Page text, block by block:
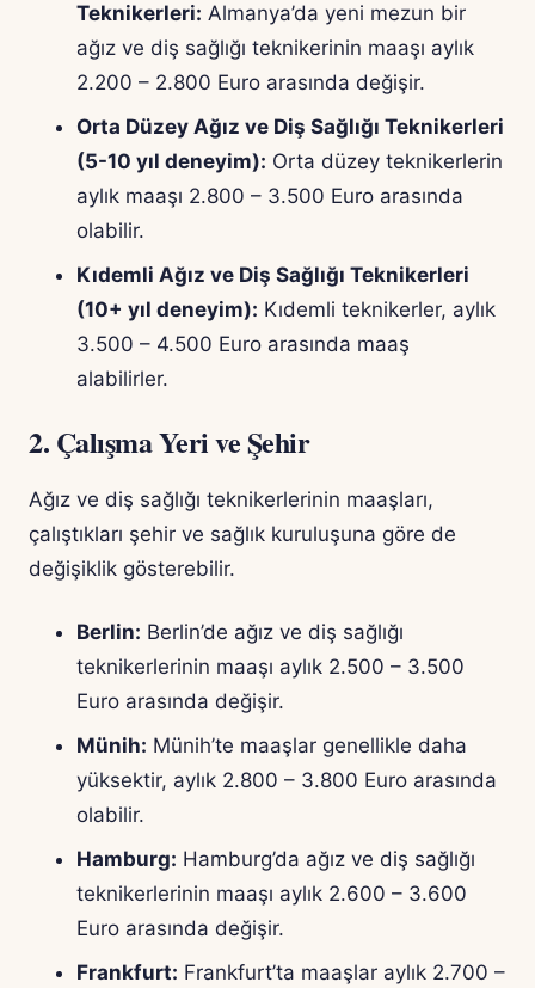
Teknikerleri: Almanya’da yeni mezun bir
ağız ve diş sağlığı teknikerinin maaşı aylık
2.200 – 2.800 Euro arasında değişir.
Orta Düzey Ağız ve Diş Sağlığı Teknikerleri
(5-10 yıl deneyim): Orta düzey teknikerlerin
aylık maaşı 2.800 – 3.500 Euro arasında
olabilir.
Kıdemli Ağız ve Diş Sağlığı Teknikerleri
(10+ yıl deneyim): Kıdemli teknikerler, aylık
3.500 – 4.500 Euro arasında maaş
alabilirler.
2. Çalışma Yeri ve Şehir
Ağız ve diş sağlığı teknikerlerinin maaşları,
çalıştıkları şehir ve sağlık kuruluşuna göre de
değişiklik gösterebilir.
Berlin: Berlin’de ağız ve diş sağlığı
teknikerlerinin maaşı aylık 2.500 – 3.500
Euro arasında değişir.
Münih: Münih’te maaşlar genellikle daha
yüksektir, aylık 2.800 – 3.800 Euro arasında
olabilir.
Hamburg: Hamburg’da ağız ve diş sağlığı
teknikerlerinin maaşı aylık 2.600 – 3.600
Euro arasında değişir.
Frankfurt: Frankfurt’ta maaşlar aylık 2.700 –